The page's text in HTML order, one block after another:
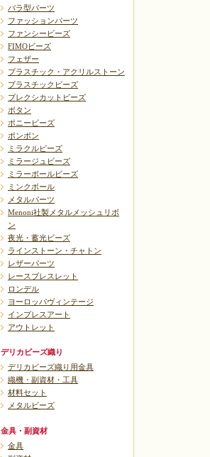
バラ型パーツ
ファッションパーツ
ファンシービーズ
FIMOビーズ
フェザー
プラスチック・アクリルストーン
プラスチックビーズ
プレクシカットビーズ
ボタン
ポニービーズ
ポンポン
ミラクルビーズ
ミラージュビーズ
ミラーボールビーズ
ミンクボール
メタルパーツ
Menoni社製メタルメッシュリボ
ン
夜光・蓄光ビーズ
ラインストーン・チャトン
レザーパーツ
レースブレスレット
ロンデル
ヨーロッパヴィンテージ
インプレスアート
アウトレット
デリカビーズ織り
デリカビーズ織り用金具
織機・副資材・工具
材料セット
メタルビーズ
金具・副資材
金具